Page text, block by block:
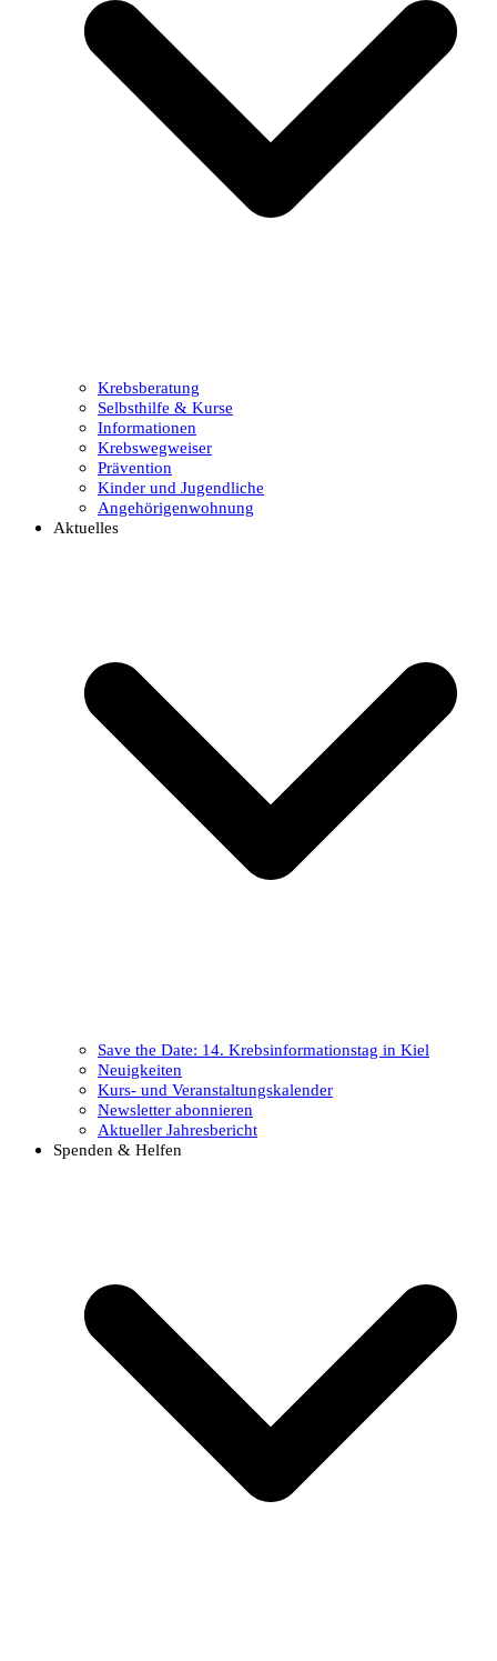
Krebsberatung
Selbsthilfe & Kurse
Informationen
Krebswegweiser
Prävention
Kinder und Jugendliche
Angehörigenwohnung
Aktuelles
Save the Date: 14. Krebsinformationstag in Kiel
Neuigkeiten
Kurs- und Veranstaltungskalender
Newsletter abonnieren
Aktueller Jahresbericht
Spenden & Helfen